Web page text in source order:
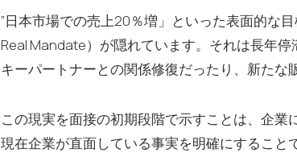
”日本市場での売上20％増」といった表面的な
Real Mandate）が隠れています。それは長年
キーパートナーとの関係修復だったり、新たな
この現実を面接の初期段階で示すことは、企業
現在企業が直面している事実を明確にするこ